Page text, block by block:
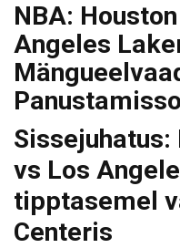
NBA:
Angeles
Sissejuhatus:
vs Los
tipptasemel
Centeris